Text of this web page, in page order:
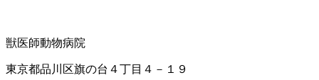
獣医師動物病院
東京都品川区旗の台４丁目４－１９